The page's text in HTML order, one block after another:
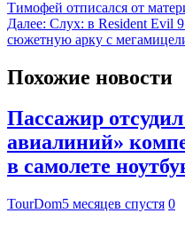
Тимофей отписался от
Далее: Слух: в Resident Evil
сюжетную арку с
Похожие новости
Пассажир
авиалиний»
в самолете
TourDom5 месяцев спустя 0